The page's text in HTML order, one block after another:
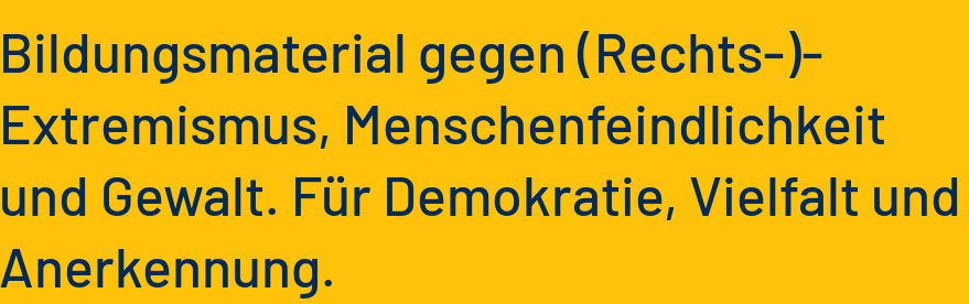
Bildungsmaterial gegen (Rechts-)­
Extremismus, Menschenfeindlich­keit
und Gewalt. Für Demokratie, Vielfalt und
Anerkennung.